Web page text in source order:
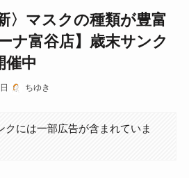
〉マスクの種類が豊富
ナ富谷店】歳末サンク
催中
ちゆき
クには一部広告が含まれていま